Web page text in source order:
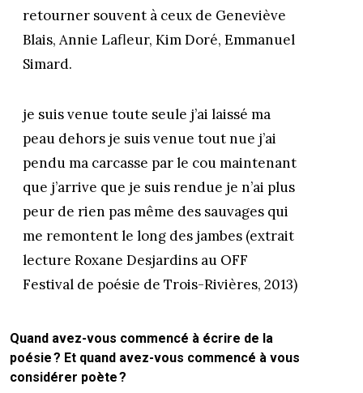
retourner souvent à ceux de Geneviève
Blais, Annie Lafleur, Kim Doré, Emmanuel
Simard.
je suis venue toute seule j’ai laissé ma
peau dehors je suis venue tout nue j’ai
pendu ma carcasse par le cou maintenant
que j’arrive que je suis rendue je n’ai plus
peur de rien pas même des sauvages qui
me remontent le long des jambes (extrait
lecture Roxane Desjardins au OFF
Festival de poésie de Trois-Rivières, 2013)
Quand avez-vous commencé à écrire de la
poésie ? Et quand avez-vous commencé à vous
considérer poète ?